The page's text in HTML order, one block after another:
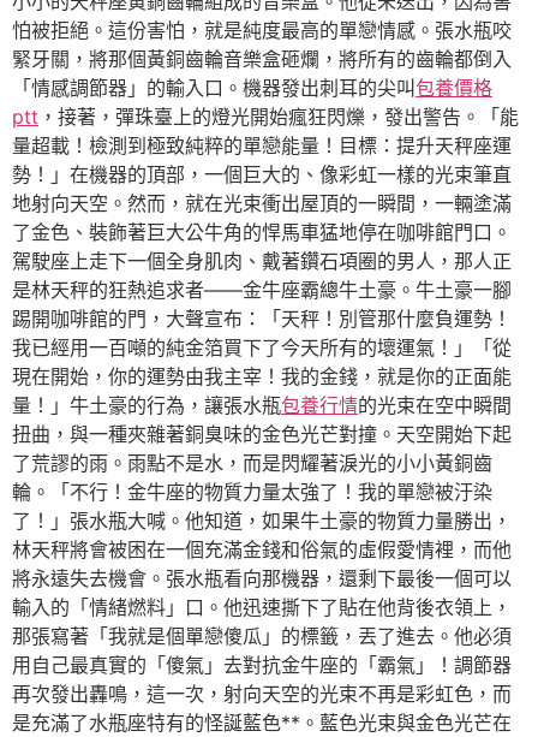
怕被拒絕。這份害怕，就是純度最高的單戀情感。張水瓶咬
緊牙關，將那個黃銅齒輪音樂盒砸爛，將所有的齒輪都倒入
「情感調節器」的輸入口。機器發出刺耳的尖叫包養價格
ptt ，接著，彈珠臺上的燈光開始瘋狂閃爍，發出警告。「能
量超載！檢測到極致純粹的單戀能量！目標：提升天秤座運
勢！」在機器的頂部，一個巨大的、像彩虹一樣的光束筆直
地射向天空。然而，就在光束衝出屋頂的一瞬間，一輛塗滿
了金色、裝飾著巨大公牛角的悍馬車猛地停在咖啡館門口。
駕駛座上走下一個全身肌肉、戴著鑽石項圈的男人，那人正
是林天秤的狂熱追求者——金牛座霸總牛土豪。牛土豪一腳
踢開咖啡館的門，大聲宣布：「天秤！別管那什麼負運勢！
我已經用一百噸的純金箔買下了今天所有的壞運氣！」「從
現在開始，你的運勢由我主宰！我的金錢，就是你的正面能
量！」牛土豪的行為，讓張水瓶包養行情的光束在空中瞬間
扭曲，與一種夾雜著銅臭味的金色光芒對撞。天空開始下起
了荒謬的雨。雨點不是水，而是閃耀著淚光的小小黃銅齒
輪。「不行！金牛座的物質力量太強了！我的單戀被汙染
了！」張水瓶大喊。他知道，如果牛土豪的物質力量勝出，
林天秤將會被困在一個充滿金錢和俗氣的虛假愛情裡，而他
將永遠失去機會。張水瓶看向那機器，還剩下最後一個可以
輸入的「情緒燃料」口。他迅速撕下了貼在他背後衣領上，
那張寫著「我就是個單戀傻瓜」的標籤，丟了進去。他必須
用自己最真實的「傻氣」去對抗金牛座的「霸氣」！調節器
再次發出轟鳴，這一次，射向天空的光束不再是彩虹色，而
是充滿了水瓶座特有的怪誕藍色**。藍色光束與金色光芒在